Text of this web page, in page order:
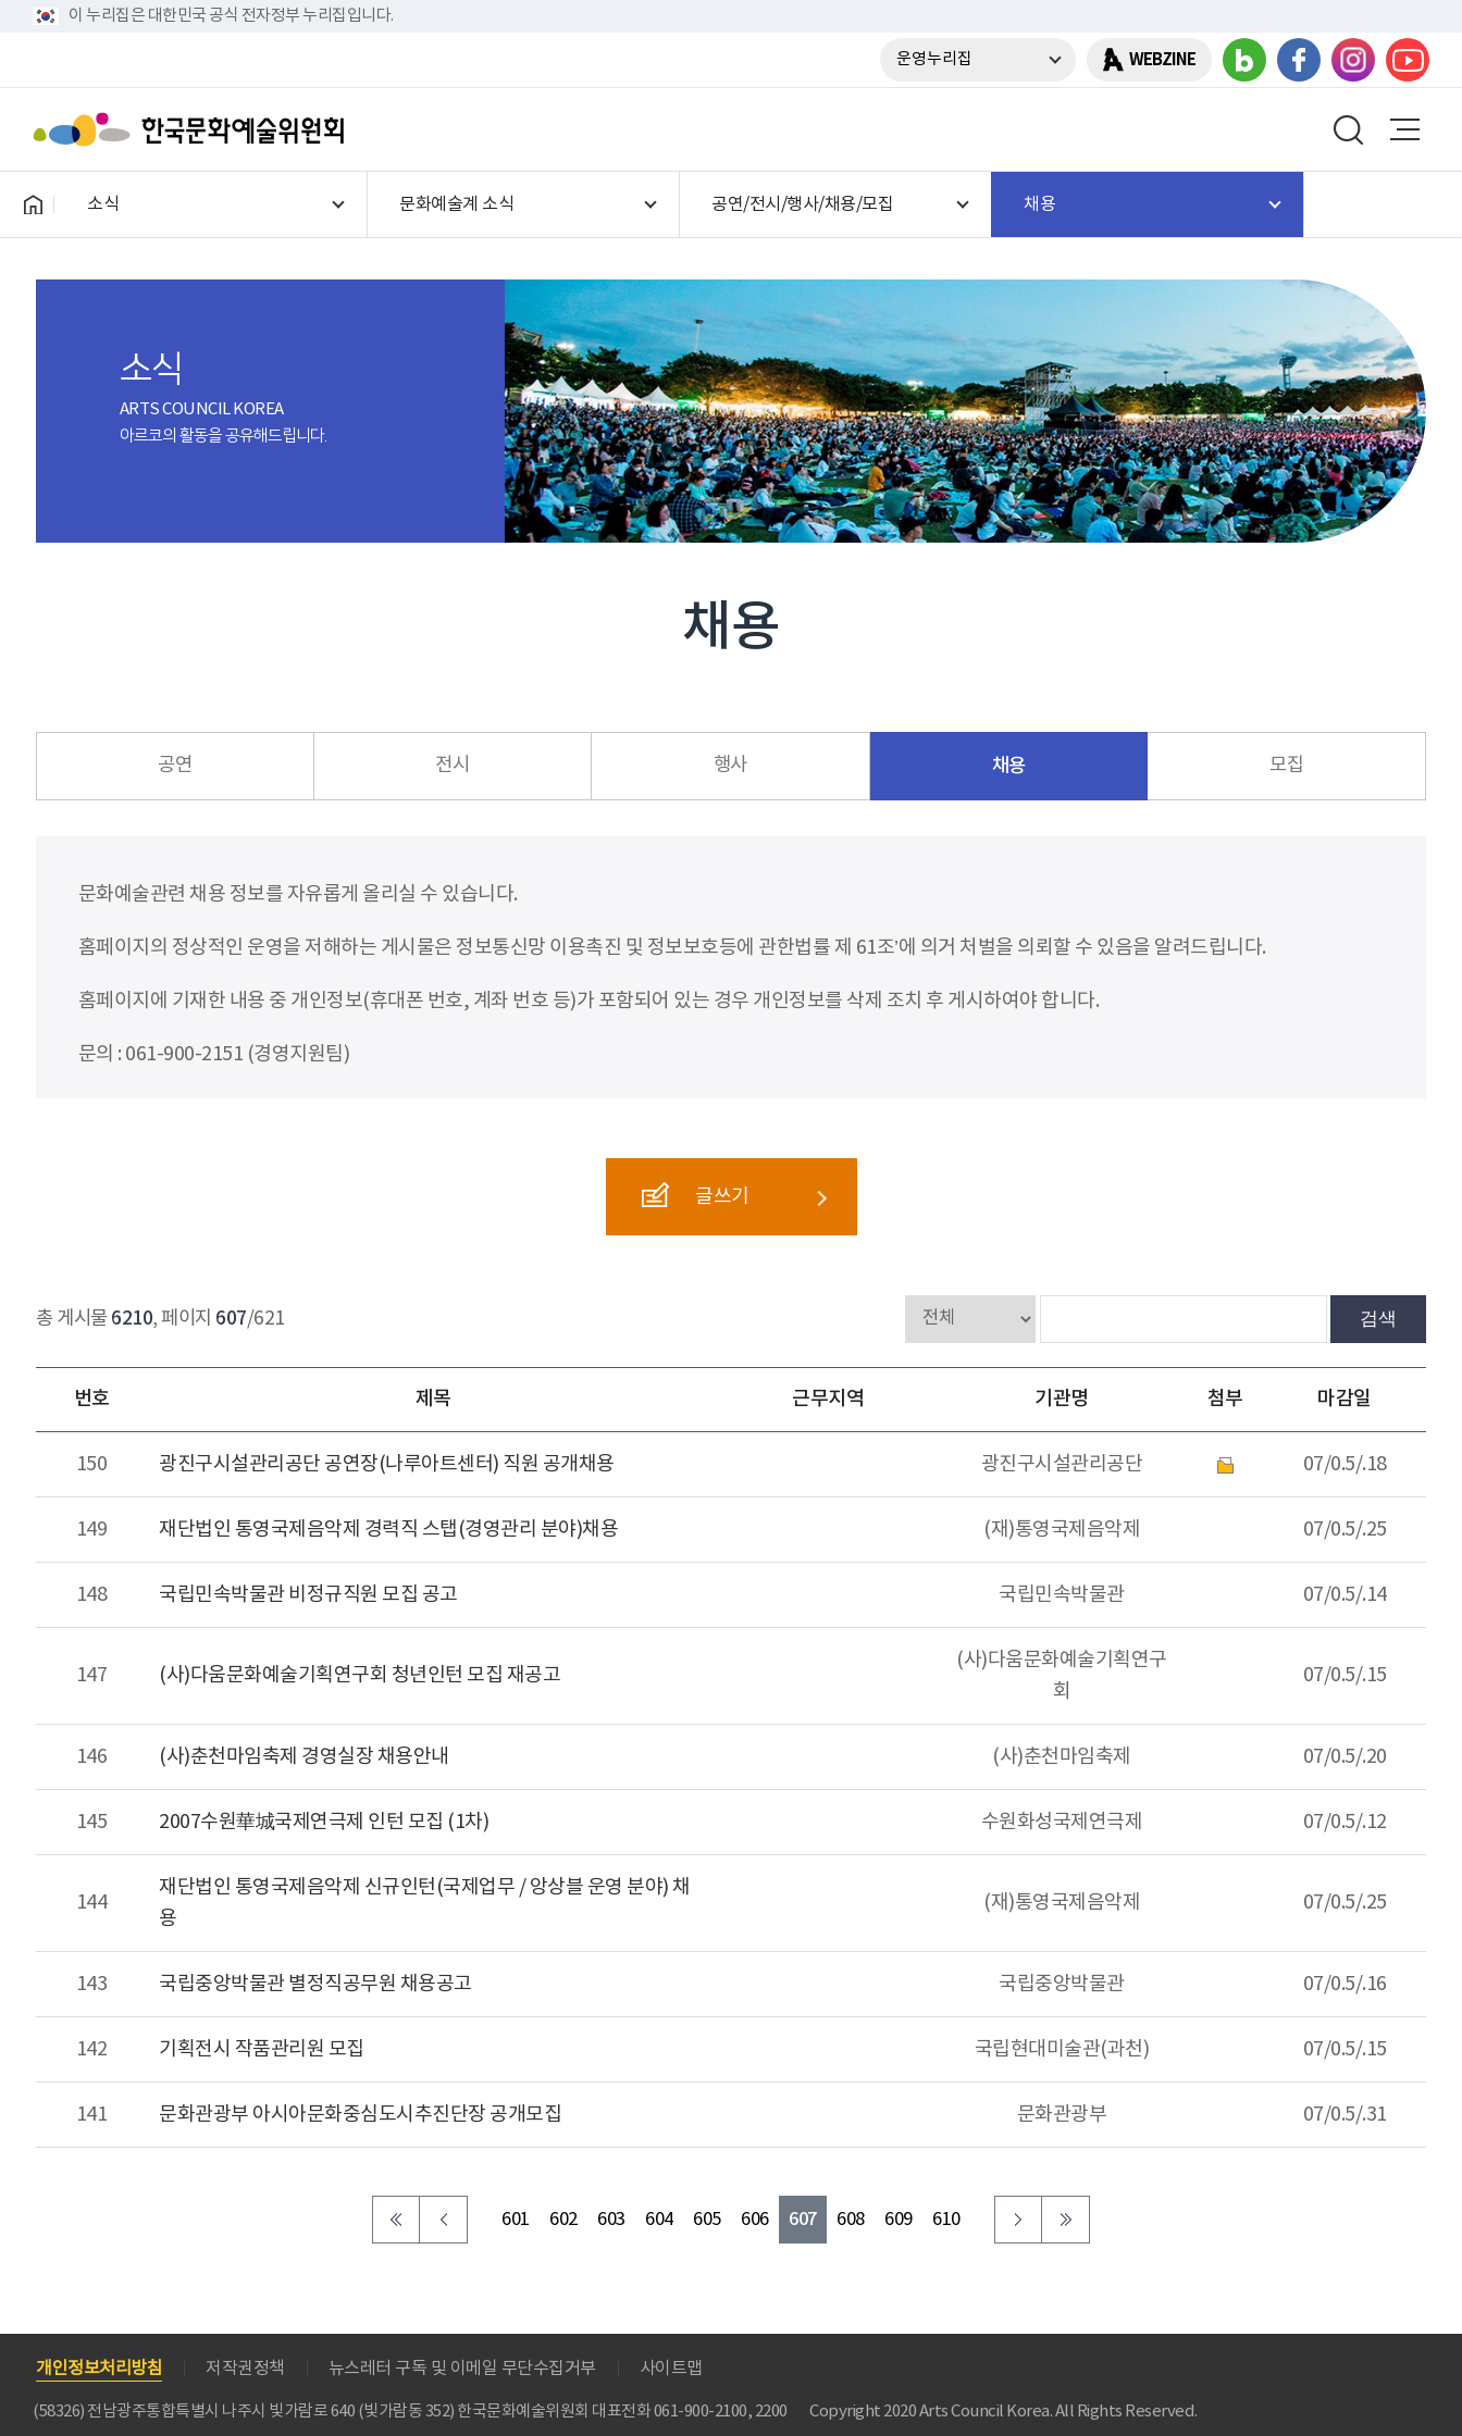
이 누리집은 대한민국 공식 전자정부 누리집입니다.
운영누리집 WEBZINE
소식 문화예술계 소식 공연/전시/행사/채용/모집 채용
소식
ARTS COUNCIL KOREA
아르코의 활동을 공유해드립니다.
채용
공연 전시 행사 채용 모집
문화예술관련 채용 정보를 자유롭게 올리실 수 있습니다.
홈페이지의 정상적인 운영을 저해하는 게시물은 정보통신망 이용촉진 및 정보보호등에 관한법률 제 61조’에 의거 처벌을 의뢰할 수 있음을 알려드립니다.
홈페이지에 기재한 내용 중 개인정보(휴대폰 번호, 계좌 번호 등)가 포함되어 있는 경우 개인정보를 삭제 조치 후 게시하여야 합니다.
문의 : 061-900-2151 (경영지원팀)
글쓰기
총 게시물 6210, 페이지 607/621 검색
번호 제목 근무지역 기관명 첨부 마감일
150 광진구시설관리공단 공연장(나루아트센터) 직원 공개채용 광진구시설관리공단 07/0.5/.18
149 재단법인 통영국제음악제 경력직 스탭(경영관리 분야)채용 (재)통영국제음악제 07/0.5/.25
148 국립민속박물관 비정규직원 모집 공고 국립민속박물관 07/0.5/.14
147 (사)다움문화예술기획연구회 청년인턴 모집 재공고
(사)다움문화예술기획연구
회
07/0.5/.15
146 (사)춘천마임축제 경영실장 채용안내 (사)춘천마임축제 07/0.5/.20
145 2007수원華城국제연극제 인턴 모집 (1차) 수원화성국제연극제 07/0.5/.12
144
재단법인 통영국제음악제 신규인턴(국제업무 / 앙상블 운영 분야) 채
용
(재)통영국제음악제 07/0.5/.25
143 국립중앙박물관 별정직공무원 채용공고 국립중앙박물관 07/0.5/.16
142 기획전시 작품관리원 모집 국립현대미술관(과천) 07/0.5/.15
141 문화관광부 아시아문화중심도시추진단장 공개모집 문화관광부 07/0.5/.31
601 602 603 604 605 606 607 608 609 610
개인정보처리방침 저작권정책 뉴스레터 구독 및 이메일 무단수집거부 사이트맵
(58326) 전남광주통합특별시 나주시 빛가람로 640 (빛가람동 352) 한국문화예술위원회 대표전화 061-900-2100, 2200 Copyright 2020 Arts Council Korea. All Rights Reserved.